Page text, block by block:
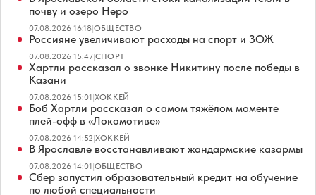
почву и озеро Неро
07.08.2026 16:18|ОБЩЕСТВО
Россияне увеличивают расходы на спорт и ЗОЖ
07.08.2026 15:47|СПОРТ
Хартли рассказал о звонке Никитину после победы в
Казани
07.08.2026 15:01|ХОККЕЙ
Боб Хартли рассказал о самом тяжёлом моменте
плей-офф в «Локомотиве»
07.08.2026 14:52|ХОККЕЙ
В Ярославле восстанавливают жандармские казармы
07.08.2026 14:01|ОБЩЕСТВО
Сбер запустил образовательный кредит на обучение
по любой специальности